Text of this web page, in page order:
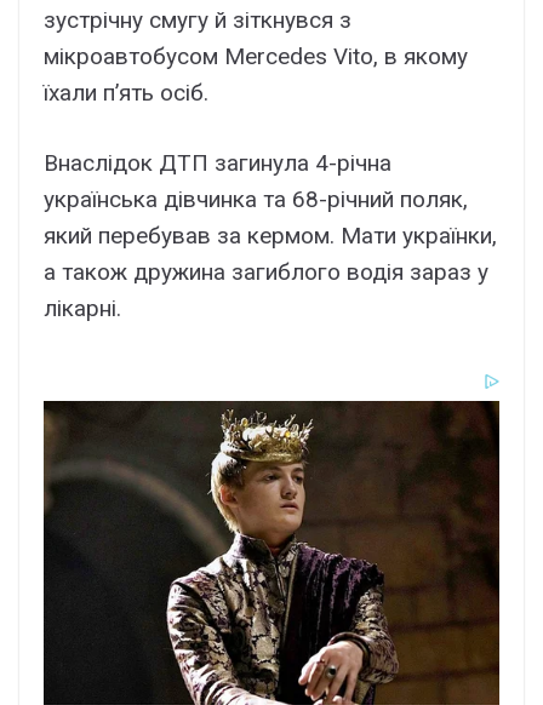
зустрічну смугу й зіткнувся з
мікроавтобусом Mercedes Vito, в якому
їхали п’ять осіб.
Внаслідок ДТП загинула 4-річна
українська дівчинка та 68-річний поляк,
який перебував за кермом. Мати українки,
а також дружина загиблого водія зараз у
лікарні.